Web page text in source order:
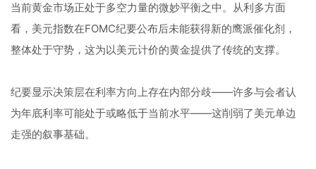
当前黄金市场正处于多空力量的微妙平衡之中。从利多方面
看，美元指数在FOMC纪要公布后未能获得新的鹰派催化剂，
整体处于守势，这为以美元计价的黄金提供了传统的支撑。
纪要显示决策层在利率方向上存在内部分歧——许多与会者认
为年底利率可能处于或略低于当前水平——这削弱了美元单边
走强的叙事基础。